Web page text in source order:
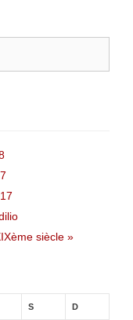
siècle »
S D